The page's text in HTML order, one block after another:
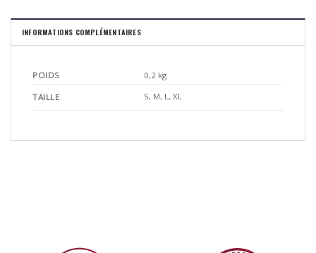
INFORMATIONS COMPLÉMENTAIRES
POIDS 0,2 kg
TAILLE S, M, L, XL